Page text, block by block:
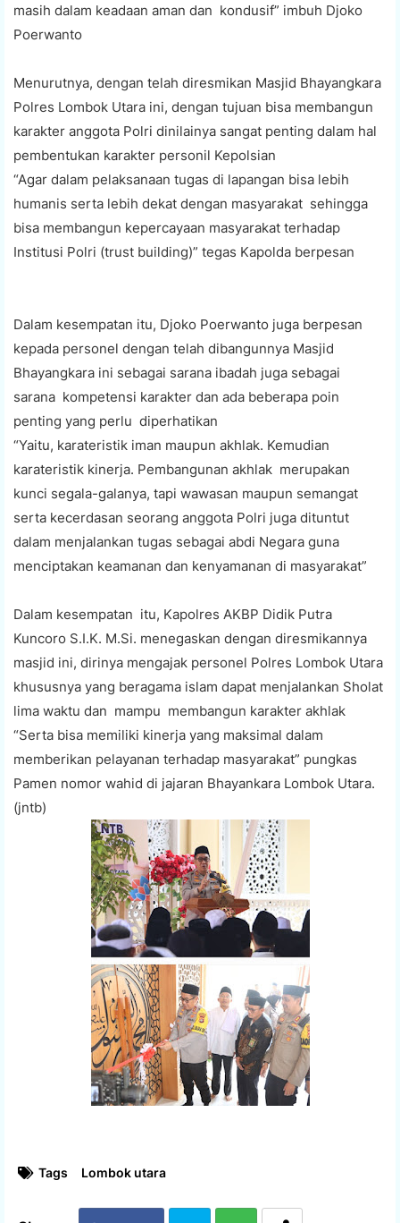
masih dalam keadaan aman dan kondusif” imbuh Djoko
Poerwanto
Menurutnya, dengan telah diresmikan Masjid Bhayangkara
Polres Lombok Utara ini, dengan tujuan bisa membangun
karakter anggota Polri dinilainya sangat penting dalam hal
pembentukan karakter personil Kepolsian
“Agar dalam pelaksanaan tugas di lapangan bisa lebih
humanis serta lebih dekat dengan masyarakat sehingga
bisa membangun kepercayaan masyarakat terhadap
Institusi Polri (trust building)” tegas Kapolda berpesan
Dalam kesempatan itu, Djoko Poerwanto juga berpesan
kepada personel dengan telah dibangunnya Masjid
Bhayangkara ini sebagai sarana ibadah juga sebagai
sarana kompetensi karakter dan ada beberapa poin
penting yang perlu diperhatikan
“Yaitu, karateristik iman maupun akhlak. Kemudian
karateristik kinerja. Pembangunan akhlak merupakan
kunci segala-galanya, tapi wawasan maupun semangat
serta kecerdasan seorang anggota Polri juga dituntut
dalam menjalankan tugas sebagai abdi Negara guna
menciptakan keamanan dan kenyamanan di masyarakat”
Dalam kesempatan itu, Kapolres AKBP Didik Putra
Kuncoro S.I.K. M.Si. menegaskan dengan diresmikannya
masjid ini, dirinya mengajak personel Polres Lombok Utara
khususnya yang beragama islam dapat menjalankan Sholat
lima waktu dan mampu membangun karakter akhlak
“Serta bisa memiliki kinerja yang maksimal dalam
memberikan pelayanan terhadap masyarakat” pungkas
Pamen nomor wahid di jajaran Bhayankara Lombok Utara.
(jntb)
Tags Lombok utara